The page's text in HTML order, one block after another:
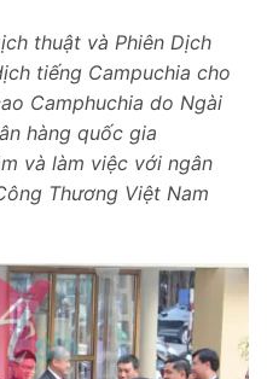
thuật và Phiên Dịch
tiếng Campuchia cho
Camphuchia do Ngài
hàng quốc gia
và làm việc với ngân
Thương Việt Nam